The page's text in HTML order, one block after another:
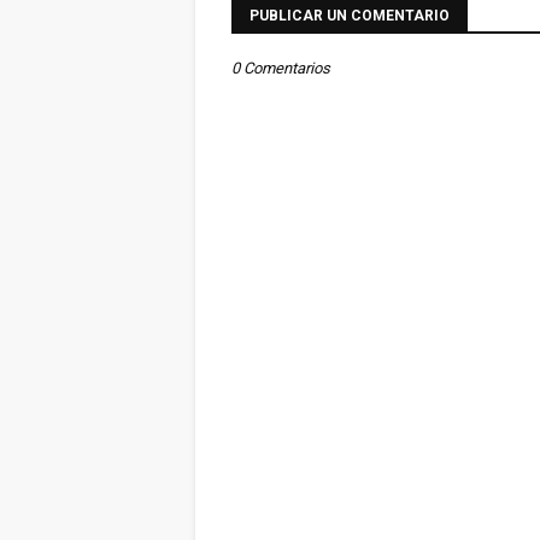
PUBLICAR UN COMENTARIO
0 Comentarios